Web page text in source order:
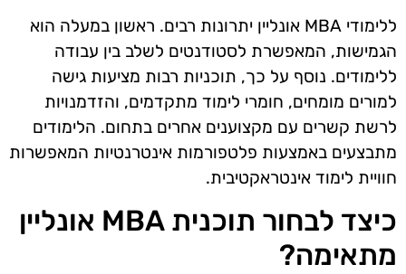
ללימודי MBA אונליין יתרונות רבים. ראשון במעלה הוא
הגמישות, המאפשרת לסטודנטים לשלב בין עבודה
ללימודים. נוסף על כך, תוכניות רבות מציעות גישה
למורים מומחים, חומרי לימוד מתקדמים, והזדמנויות
לרשת קשרים עם מקצוענים אחרים בתחום. הלימודים
מתבצעים באמצעות פלטפורמות אינטרנטיות המאפשרות
חוויית לימוד אינטראקטיבית.
כיצד לבחור תוכנית MBA אונליין
מתאימה?